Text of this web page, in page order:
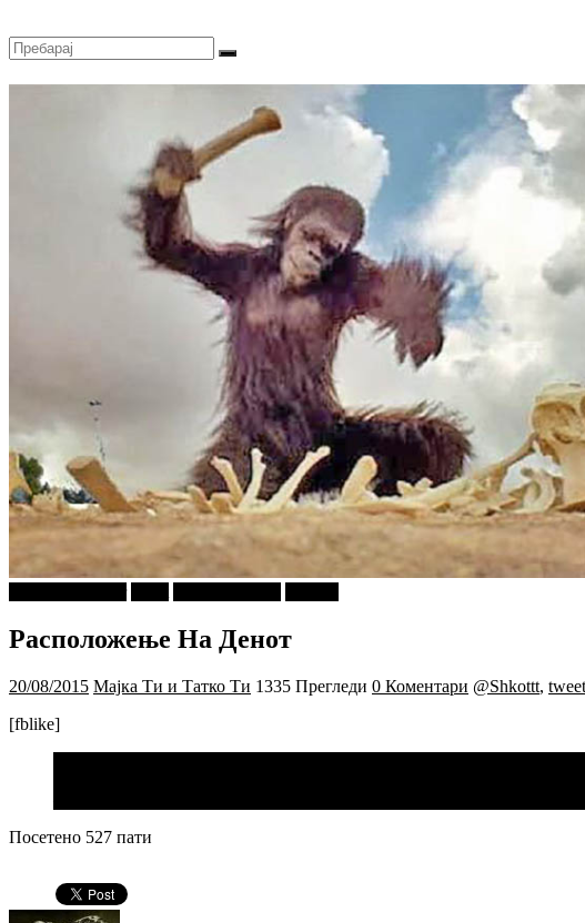
Расположење На Денот
20/08/2015 Мајка Ти и Татко Ти 1335 Прегледи 0 Коментари @Shkottt, tweet
[fblike]
Посетено 527 пати